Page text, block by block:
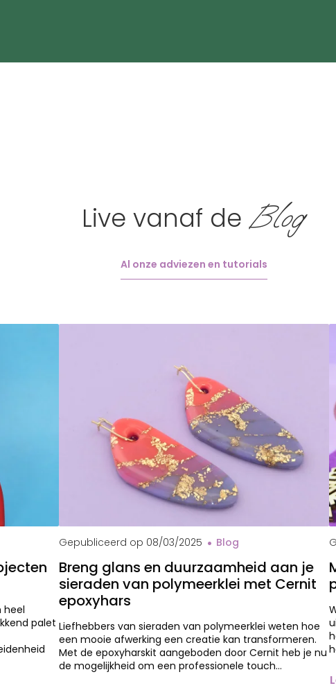
Live vanaf de Blog
Al onze adviezen en tutorials
heel
palet
Gepubliceerd op 08/03/2025 Blog
Breng glans en duurzaamheid aan je
sieraden van polymeerklei met Cernit
epoxyhars
Liefhebbers van sieraden van polymeerklei weten hoe
een mooie afwerking een creatie kan transformeren.
Met de epoxyharskit aangeboden door Cernit heb je nu
de mogelijkheid om een professionele touch…